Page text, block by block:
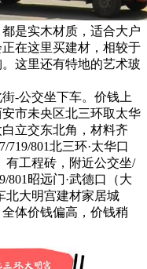
是实木材质，适合大户
在这里买建材，相较于
这里还有特地的艺术玻
街-公交坐下车。价钱上
市未央区北三环取太华
立交东北角，材料齐
719/801北三环·太华口
有工程砖，附近公交坐/
801昭远门·武德口（大
北大明宫建材家居城
体价钱偏高，价钱稍